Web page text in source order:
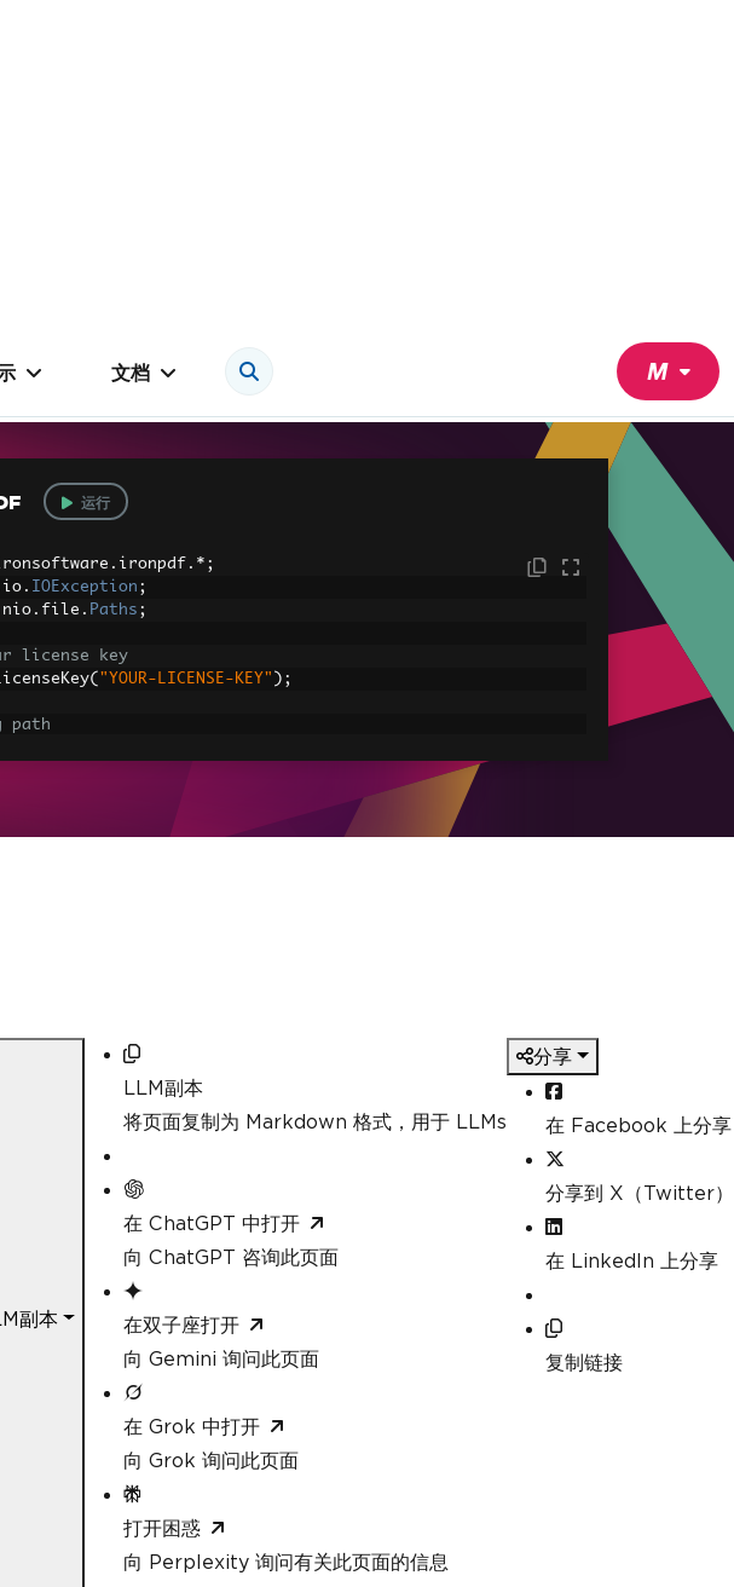
文档
运行
. ironpdf .*;
io . IOException ;
nio . file . Paths ;
license key
( "YOUR-LICENSE-KEY" );
path
HTML as a PDF. Stored in myPdf as type PdfDocument;
PdfDocument
"<h1> ~Hello World~ </h1
);
副本
LLM副本
将页面复制为 Markdown 格式，用于 LLMs
在 ChatGPT 中打开
向 ChatGPT 咨询此页面
在双子座打开
向 Gemini 询问此页面
在 Grok 中打开
向 Grok 询问此页面
打开困惑
向 Perplexity 询问有关此页面的信息
分享
在 Facebook 上分享
分享到 X（Twitter）
在 LinkedIn 上分享
复制链接